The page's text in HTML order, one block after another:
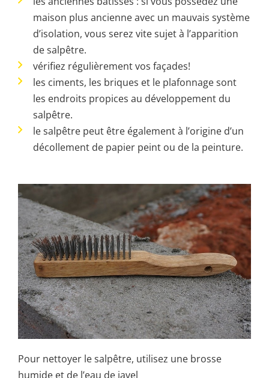
maison plus ancienne avec un mauvais système
d’isolation, vous serez vite sujet à l’apparition
de salpêtre.
vérifiez régulièrement vos façades!
les ciments, les briques et le plafonnage sont
les endroits propices au développement du
salpêtre.
le salpêtre peut être également à l’origine d’un
décollement de papier peint ou de la peinture.
Pour nettoyer le salpêtre, utilisez une brosse
humide et de l’eau de javel